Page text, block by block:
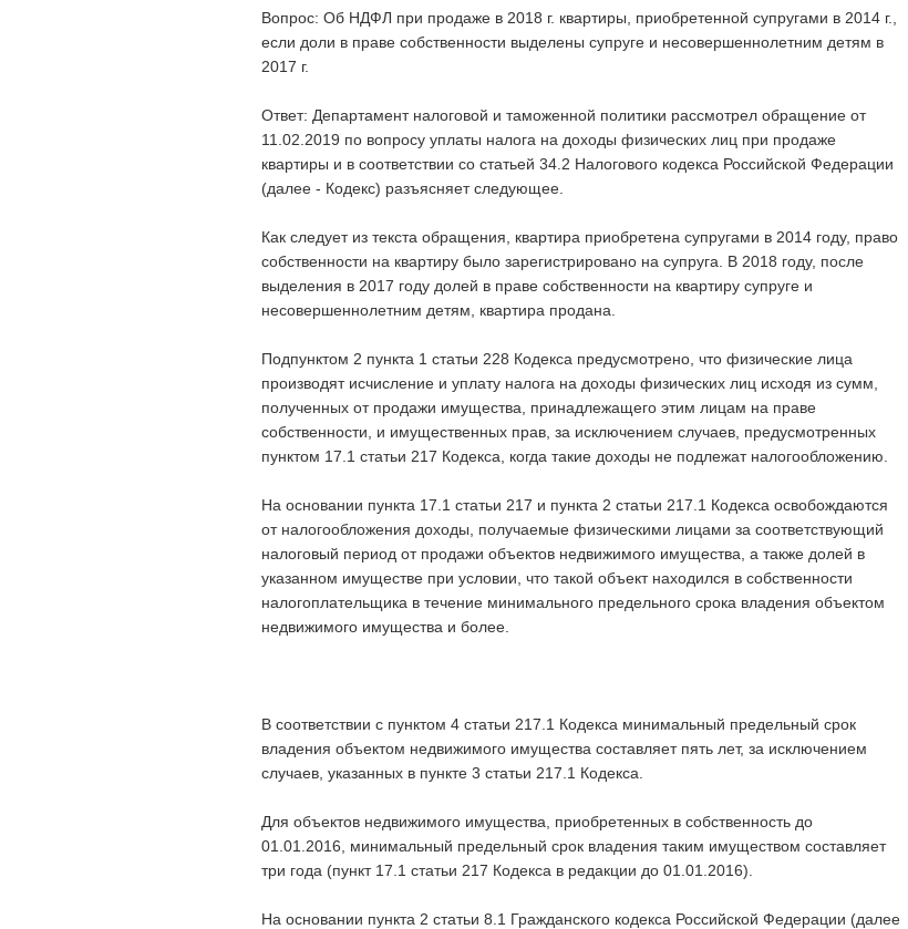
Вопрос: Об НДФЛ при продаже в 2018 г. квартиры, приобретенной супругами в 2014 г.,
если доли в праве собственности выделены супруге и несовершеннолетним детям в
2017 г.
Ответ: Департамент налоговой и таможенной политики рассмотрел обращение от
11.02.2019 по вопросу уплаты налога на доходы физических лиц при продаже
квартиры и в соответствии со статьей 34.2 Налогового кодекса Российской Федерации
(далее - Кодекс) разъясняет следующее.
Как следует из текста обращения, квартира приобретена супругами в 2014 году, право
собственности на квартиру было зарегистрировано на супруга. В 2018 году, после
выделения в 2017 году долей в праве собственности на квартиру супруге и
несовершеннолетним детям, квартира продана.
Подпунктом 2 пункта 1 статьи 228 Кодекса предусмотрено, что физические лица
производят исчисление и уплату налога на доходы физических лиц исходя из сумм,
полученных от продажи имущества, принадлежащего этим лицам на праве
собственности, и имущественных прав, за исключением случаев, предусмотренных
пунктом 17.1 статьи 217 Кодекса, когда такие доходы не подлежат налогообложению.
На основании пункта 17.1 статьи 217 и пункта 2 статьи 217.1 Кодекса освобождаются
от налогообложения доходы, получаемые физическими лицами за соответствующий
налоговый период от продажи объектов недвижимого имущества, а также долей в
указанном имуществе при условии, что такой объект находился в собственности
налогоплательщика в течение минимального предельного срока владения объектом
недвижимого имущества и более.
В соответствии с пунктом 4 статьи 217.1 Кодекса минимальный предельный срок
владения объектом недвижимого имущества составляет пять лет, за исключением
случаев, указанных в пункте 3 статьи 217.1 Кодекса.
Для объектов недвижимого имущества, приобретенных в собственность до
01.01.2016, минимальный предельный срок владения таким имуществом составляет
три года (пункт 17.1 статьи 217 Кодекса в редакции до 01.01.2016).
На основании пункта 2 статьи 8.1 Гражданского кодекса Российской Федерации (далее